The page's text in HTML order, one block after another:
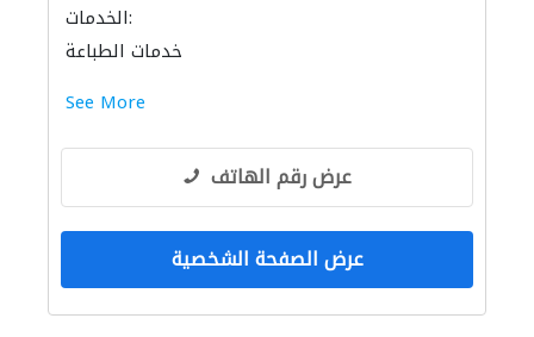
الخدمات:
خدمات الطباعة
See More
عرض رقم الهاتف
عرض الصفحة الشخصية